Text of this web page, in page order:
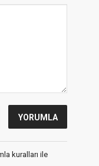
kuralları ile